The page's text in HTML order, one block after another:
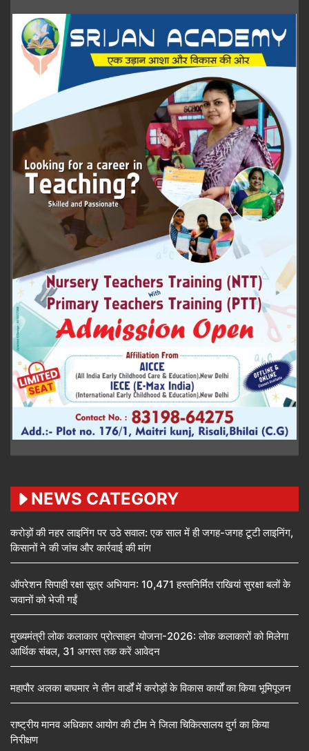
NEWS CATEGORY
करोड़ों की नहर लाइनिंग पर उठे सवाल: एक साल में ही जगह-जगह टूटी लाइनिंग,
किसानों ने की जांच और कार्रवाई की मांग
ऑपरेशन सिपाही रक्षा सूत्र अभियान: 10,471 हस्तनिर्मित राखियां सुरक्षा बलों के
जवानों को भेजी गईं
मुख्यमंत्री लोक कलाकार प्रोत्साहन योजना-2026: लोक कलाकारों को मिलेगा
आर्थिक संबल, 31 अगस्त तक करें आवेदन
महापौर अलका बाघमार ने तीन वार्डों में करोड़ों के विकास कार्यों का किया भूमिपूजन
राष्ट्रीय मानव अधिकार आयोग की टीम ने जिला चिकित्सालय दुर्ग का किया
निरीक्षण